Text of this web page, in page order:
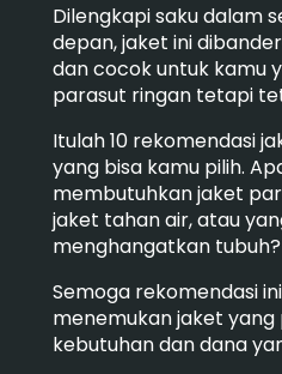
Dilengkapi saku dalam
depan, jaket ini
dan cocok untuk kamu
parasut ringan tetapi
Itulah 10 rekomendasi
yang bisa kamu pilih.
membutuhkan jaket
jaket tahan air, atau
menghangatkan tubuh?
Semoga rekomendasi
menemukan jaket yang
kebutuhan dan dana